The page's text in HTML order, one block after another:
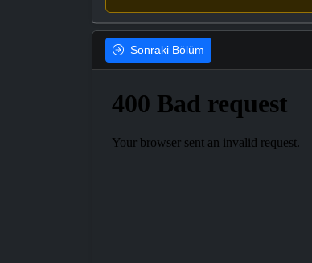
Sonraki Bölüm